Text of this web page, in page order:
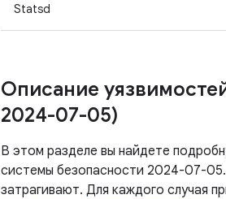
Statsd
Описание
2024-07-05)
В этом разделе вы найдете
системы безопасности 2024-07-
затрагивают. Для каждого случая